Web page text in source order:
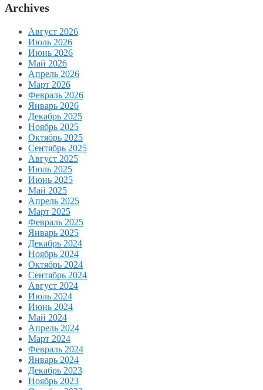
Archives
Август 2026
Июль 2026
Июнь 2026
Май 2026
Апрель 2026
Март 2026
Февраль 2026
Январь 2026
Декабрь 2025
Ноябрь 2025
Октябрь 2025
Сентябрь 2025
Август 2025
Июль 2025
Июнь 2025
Май 2025
Апрель 2025
Март 2025
Февраль 2025
Январь 2025
Декабрь 2024
Ноябрь 2024
Октябрь 2024
Сентябрь 2024
Август 2024
Июль 2024
Июнь 2024
Май 2024
Апрель 2024
Март 2024
Февраль 2024
Январь 2024
Декабрь 2023
Ноябрь 2023